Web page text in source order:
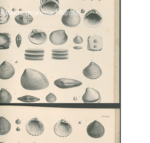
Astarte depressa Münster